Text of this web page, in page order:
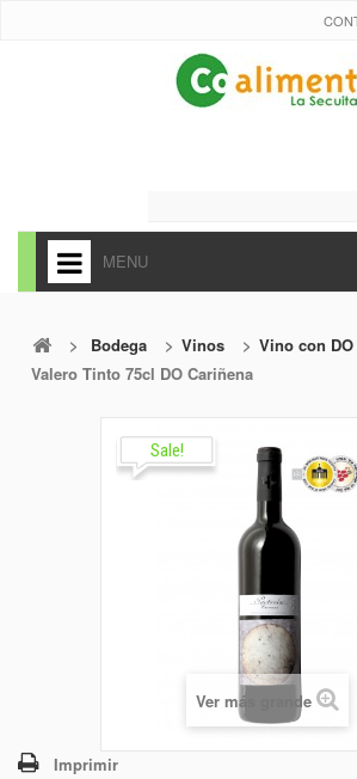
MENU
ALIMENTACIÓN
CARNICERÍA Y CHARCUTERÍA
> Bodega > Vinos > Vino con DO
Valero Tinto 75cl DO Cariñena
Sale!
Ver más grande
Imprimir